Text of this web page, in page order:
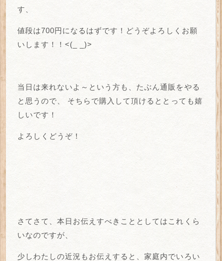
す、
値段は700円になるはずです！どうぞよろしくお願
いします！！<(_ _)>
当日は来れないよ～という方も、たぶん通販をやる
と思うので、
そちらで購入して頂けるととっても嬉
しいです！
よろしくどうぞ！
さてさて、本日お伝えすべきこととしてはこれくら
いなのですが、
少しわたしの近況もお伝えすると、家庭内でいろい